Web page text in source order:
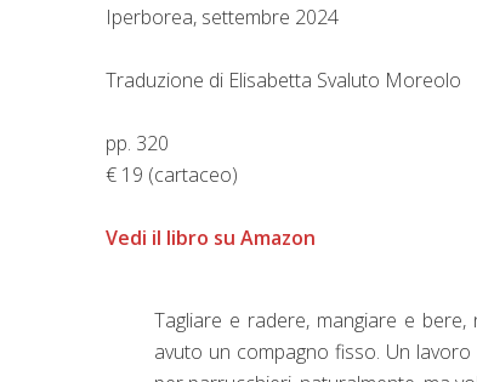
Iperborea, settembre 2024
Traduzione di Elisabetta Svaluto Moreolo
pp. 320
€ 19 (cartaceo)
Vedi il libro su Amazon
Tagliare e radere, mangiare e
avuto un compagno fisso. Un